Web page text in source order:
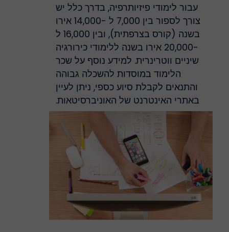
עבור לימודי פיזיותרפיה, בדרך כלל יש
צורך לספור בין 7,000 ל -14,000 אירו
בשנה (קורס בצרפתית), ובין 16,000 ל
-20,000 אירו בשנה ללימודי כירורגיה
שיניים ווטרינרית. למידע נוסף על שכר
הלימוד במוסדות להשכלה גבוהה
והתנאים לקבלת סיוע כספי, ניתן לעיין
באתרי האינטרנט של האוניברסיטאות.